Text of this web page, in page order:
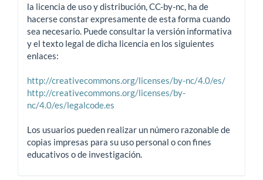
la licencia de uso y distribución, CC-by-nc, ha de
hacerse constar expresamente de esta forma cuando
sea necesario. Puede consultar la versión informativa
y el texto legal de dicha licencia en los siguientes
enlaces:
http://creativecommons.org/licenses/by-nc/4.0/es/
http://creativecommons.org/licenses/by-
nc/4.0/es/legalcode.es
Los usuarios pueden realizar un número razonable de
copias impresas para su uso personal o con fines
educativos o de investigación.